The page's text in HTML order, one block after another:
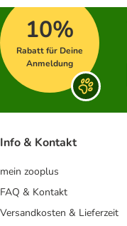
10%
Rabatt für Deine
Anmeldung
Info & Kontakt
mein zooplus
FAQ & Kontakt
Versandkosten & Lieferzeit